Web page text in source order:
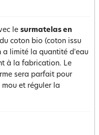
le surmatelas en
coton bio (coton issu
a limité la quantité d'eau
à la fabrication. Le
sera parfait pour
et réguler la